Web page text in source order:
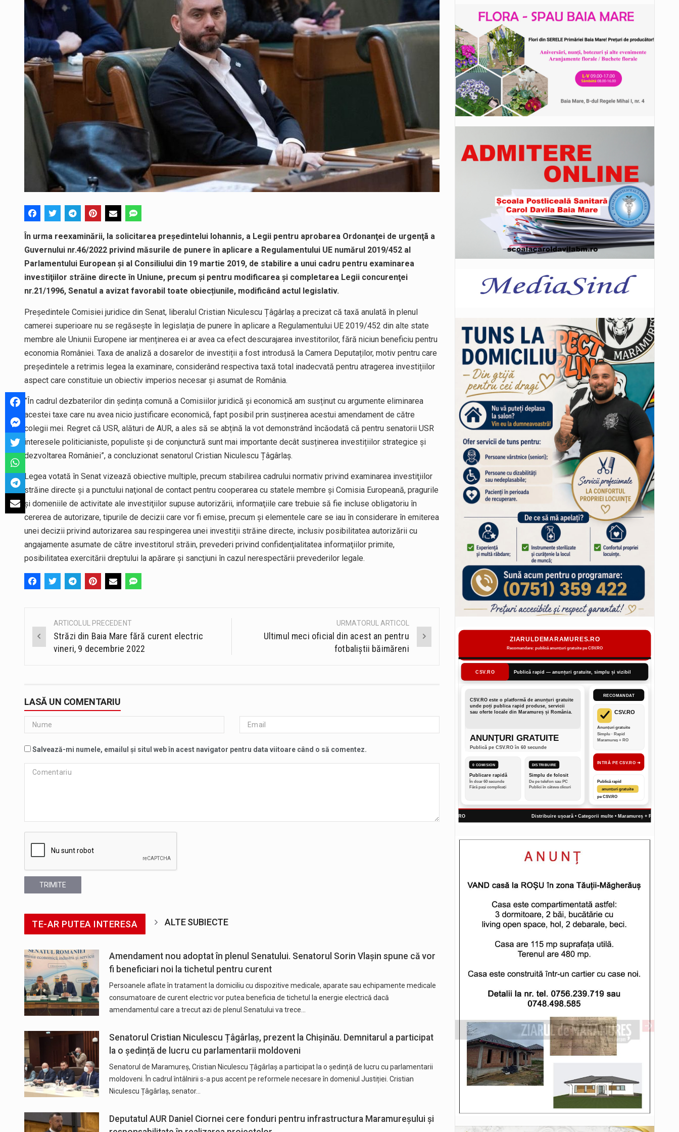
În urma reexaminării, la solicitarea președintelui Iohannis, a Legii pentru aprobarea Ordonanţei de urgenţã a
Guvernului nr.46/2022 privind măsurile de punere în aplicare a Regulamentului UE numărul 2019/452 al
Parlamentului European şi al Consiliului din 19 martie 2019, de stabilire a unui cadru pentru examinarea
investiţiilor străine directe în Uniune, precum şi pentru modificarea şi completarea Legii concurenţei
nr.21/1996, Senatul a avizat favorabil toate obiecțiunile, modificând actul legislativ.
Președintele Comisiei juridice din Senat, liberalul Cristian Niculescu Țâgârlaș a precizat că taxă anulată în plenul
camerei superioare nu se regăsește în legislația de punere în aplicare a Regulamentului UE 2019/452 din alte state
membre ale Uniunii Europene iar menținerea ei ar avea ca efect descurajarea investitorilor, fără niciun beneficiu pentru
economia României. Taxa de analiză a dosarelor de investiții a fost introdusă la Camera Deputaților, motiv pentru care
președintele a retrimis legea la examinare, considerând respectiva taxă total inadecvată pentru atragerea investițiilor
aspect care constituie un obiectiv imperios necesar și asumat de România.
”În cadrul dezbaterilor din ședința comună a Comisiilor juridică și economică am susținut cu argumente eliminarea
acestei taxe care nu avea nicio justificare economică, fapt posibil prin susținerea acestui amendament de către
colegii mei. Regret că USR, alături de AUR, a ales să se abțină la vot demonstrând încăodată că pentru senatorii USR
interesele politicianiste, populiste și de conjunctură sunt mai importante decât susținerea investițiilor strategice și
dezvoltarea României”, a concluzionat senatorul Cristian Niculescu Țâgârlaș.
Legea votată în Senat vizează obiective multiple, precum stabilirea cadrului normativ privind examinarea investiţiilor
străine directe și a punctului naţional de contact pentru cooperarea cu statele membre şi Comisia Europeană, pragurile
şi domeniile de activitate ale investiţiilor supuse autorizării, informaţiile care trebuie să fie incluse obligatoriu în
cererea de autorizare, tipurile de decizii care vor fi emise, precum şi elementele care se iau în considerare în emiterea
unei decizii privind autorizarea sau respingerea unei investiţii străine directe, inclusiv posibilitatea autorizării cu
angajamente asumate de către investitorul străin, prevederi privind confidenţialitatea informaţiilor primite,
posibilitatea exercitării dreptului la apărare și sancţiuni în cazul nerespectării prevederilor legale.
Post
navigation
ARTICOLUL PRECEDENT
Străzi din Baia Mare fără curent electric
vineri, 9 decembrie 2022
URMATORUL ARTICOL
Ultimul meci oficial din acest an pentru
fotbaliștii băimăreni
LASĂ UN COMENTARIU
Salvează-mi numele, emailul și situl web în acest navigator pentru data viitoare când o să comentez.
TRIMITE
TE-AR PUTEA INTERESA ALTE SUBIECTE
Amendament nou adoptat în plenul Senatului. Senatorul Sorin Vlașin spune că vor
fi beneficiari noi la tichetul pentru curent
Persoanele aflate în tratament la domiciliu cu dispozitive medicale, aparate sau echipamente medicale
consumatoare de curent electric vor putea beneficia de tichetul la energie electrică dacă
amendamentul care a trecut azi de plenul Senatului va trece…
Senatorul Cristian Niculescu Țâgârlaș, prezent la Chișinău. Demnitarul a participat
la o ședință de lucru cu parlamentarii moldoveni
Senatorul de Maramureș, Cristian Niculescu Țâgârlaș a participat la o ședință de lucru cu parlamentarii
moldoveni. În cadrul întâlnirii s-a pus accent pe reformele necesare în domeniul Justiției. Cristian
Niculescu Țâgârlaș, senator…
Deputatul AUR Daniel Ciornei cere fonduri pentru infrastructura Maramureșului și